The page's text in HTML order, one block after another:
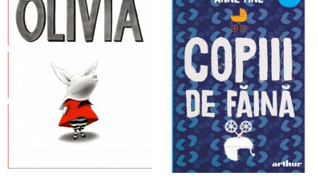
7-10 ani
Adulți
toate vârstele
Editura Univers
Editura Aramis
Editura Arthur
Editura Cartea Copiilor